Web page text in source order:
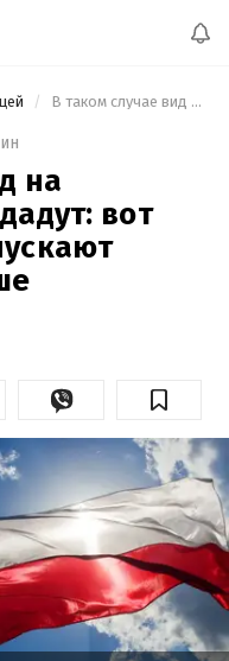
В таком случае вид на жительство не выдадут: вот какие ошибки допускают украинцы в Польше
на
вот